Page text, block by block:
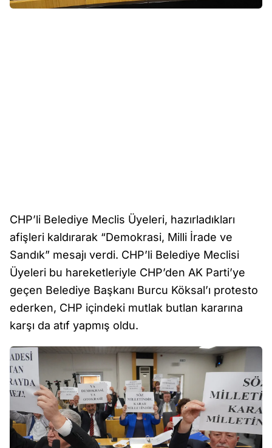
CHP’li Belediye Meclis Üyeleri, hazırladıkları
afişleri kaldırarak “Demokrasi, Milli İrade ve
Sandık” mesajı verdi. CHP’li Belediye Meclisi
Üyeleri bu hareketleriyle CHP’den AK Parti’ye
geçen Belediye Başkanı Burcu Köksal’ı protesto
ederken, CHP içindeki mutlak butlan kararına
karşı da atıf yapmış oldu.